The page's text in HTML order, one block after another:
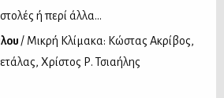
ή περί άλλα...
/ Μικρή Κλίμακα: Κώστας Ακρίβος,
Χρίστος Ρ. Τσιαήλης